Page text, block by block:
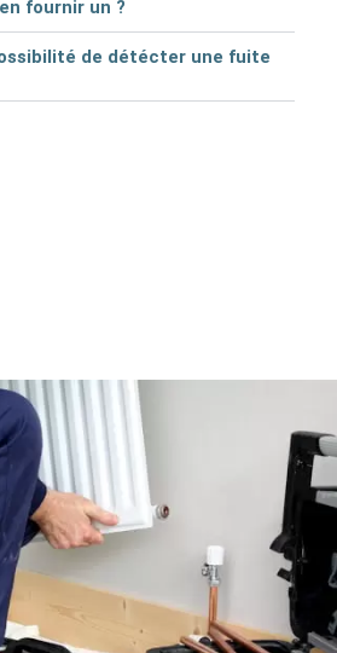
fournir un ?
de détécter une fuite